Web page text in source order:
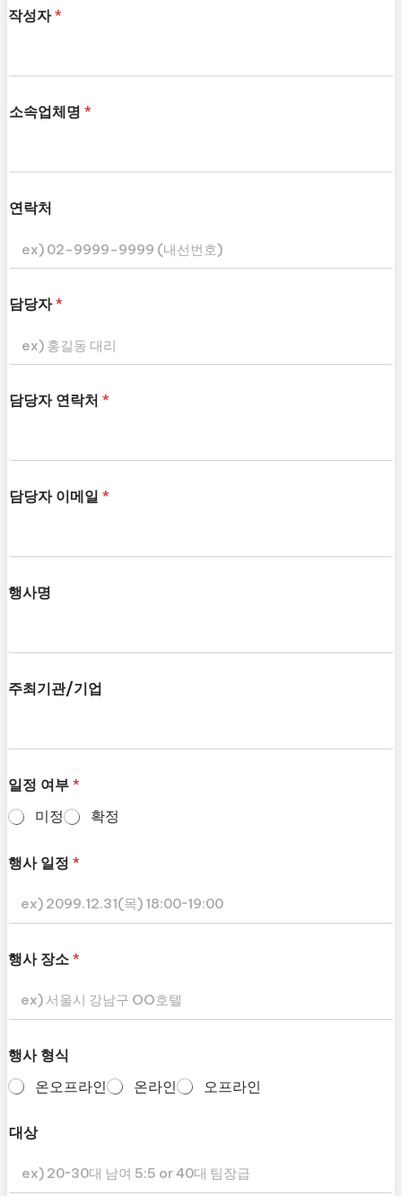
작성자*
소속업체명 *
연락처
담당자*
담당자 연락처 *
담당자 이메일 *
행사명
주최기관/기업
일정 여부 *
미정
확정
행사 일정 *
행사 장소 *
행사 형식
온오프라인
온라인 오프라인
대상